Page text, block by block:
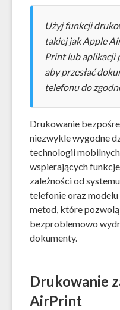
Użyj funkcji
takiej jak Apple
Print lub aplikacji
aby przesłać
telefonu do
Drukowanie
niezwykle wygodne
technologii
wspierających
zależności od
telefonie oraz
metod, które
bezproblemowo
dokumenty.
Drukowanie
AirPrint